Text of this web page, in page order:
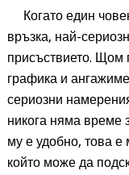
Когато един
връзка, най-
присъствието. Щом
графика и
сериозни
никога няма време
му е удобно, това е
който може да